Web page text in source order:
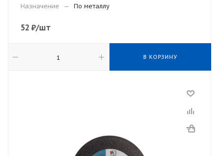
Назначение
— По металлу
52 ₽/шт
В КОРЗИНУ